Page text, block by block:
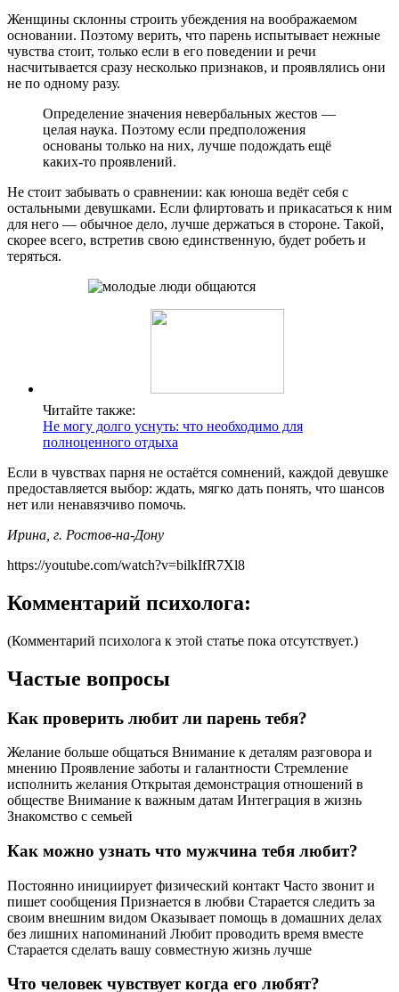
Женщины склонны строить убеждения на воображаемом
основании. Поэтому верить, что парень испытывает нежные
чувства стоит, только если в его поведении и речи
насчитывается сразу несколько признаков, и проявлялись они
не по одному разу.
Определение значения невербальных жестов —
целая наука. Поэтому если предположения
основаны только на них, лучше подождать ещё
каких-то проявлений.
Не стоит забывать о сравнении: как юноша ведёт себя с
остальными девушками. Если флиртовать и прикасаться к ним
для него — обычное дело, лучше держаться в стороне. Такой,
скорее всего, встретив свою единственную, будет робеть и
теряться.
Читайте также:
Не могу долго уснуть: что необходимо для
полноценного отдыха
Если в чувствах парня не остаётся сомнений, каждой девушке
предоставляется выбор: ждать, мягко дать понять, что шансов
нет или ненавязчиво помочь.
Ирина, г. Ростов-на-Дону
https://youtube.com/watch?v=bilkIfR7Xl8
Комментарий психолога:
(Комментарий психолога к этой статье пока отсутствует.)
Частые вопросы
Как проверить любит ли парень тебя?
Желание больше общаться Внимание к деталям разговора и
мнению Проявление заботы и галантности Стремление
исполнить желания Открытая демонстрация отношений в
обществе Внимание к важным датам Интеграция в жизнь
Знакомство с семьей
Как можно узнать что мужчина тебя любит?
Постоянно инициирует физический контакт Часто звонит и
пишет сообщения Признается в любви Старается следить за
своим внешним видом Оказывает помощь в домашних делах
без лишних напоминаний Любит проводить время вместе
Старается сделать вашу совместную жизнь лучше
Что человек чувствует когда его любят?